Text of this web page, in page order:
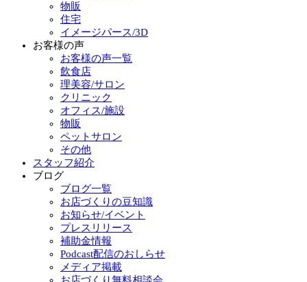
物販
住宅
イメージパース/3D
お客様の声
お客様の声一覧
飲食店
理美容/サロン
クリニック
オフィス/施設
物販
ペットサロン
その他
スタッフ紹介
ブログ
ブログ一覧
お店づくりの豆知識
お知らせ/イベント
プレスリリース
補助金情報
Podcast配信のおしらせ
メディア掲載